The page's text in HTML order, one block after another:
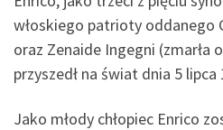
włoskiego patrioty oddanego
oraz Zenaide Ingegni (zmarła
przyszedł na świat dnia 5 lipca
Jako młody chłopiec Enrico